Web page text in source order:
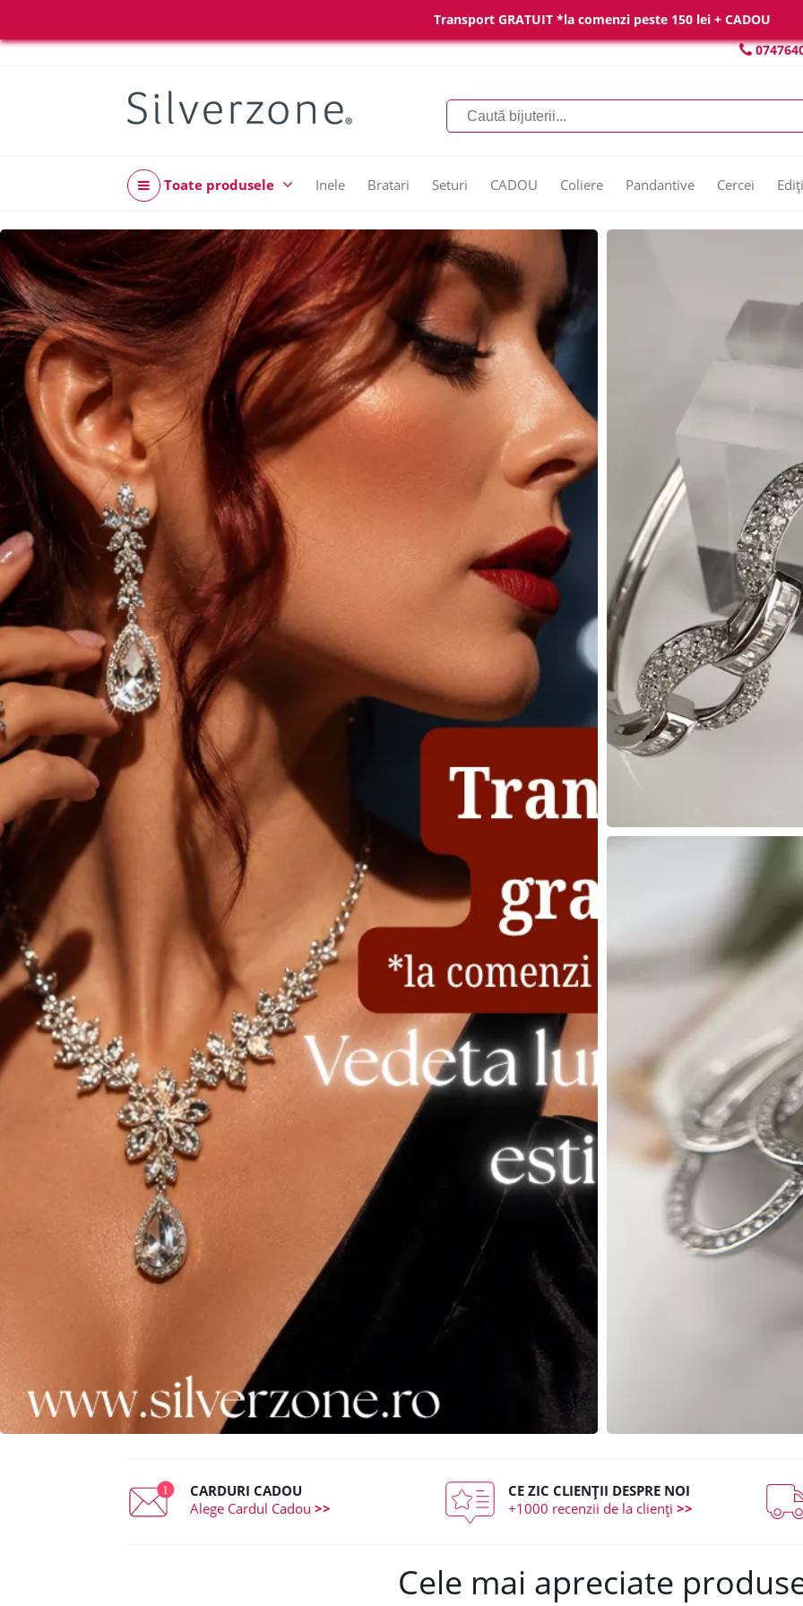
Transport GRATUIT *la comenzi peste 150 lei + CADOU
Toate produsele Inele Bratari Seturi CADOU Coliere Pandantive Cercei
CARDURI CADOU
Alege Cardul Cadou >>
CE ZIC CLIENȚII DESPRE NOI
+1000 recenzii de la clienți>>
Cele mai apreciate